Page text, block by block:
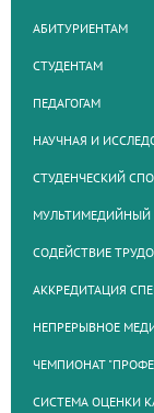
АБИТУРИЕНТАМ
СТУДЕНТАМ
ПЕДАГОГАМ
НАУЧНАЯ И
СТУДЕНЧЕСКИЙ
МУЛЬТИМЕДИЙНЫЙ
СОДЕЙСТВИЕ
АККРЕДИТАЦИЯ
НЕПРЕРЫВНОЕ
ЧЕМПИОНАТ
СИСТЕМА ОЦЕНКИ